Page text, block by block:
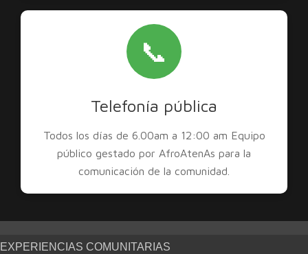
📞
Telefonía pública
Todos los días de 6.00am a 12:00 am Equipo
público gestado por AfroAtenAs para la
comunicación de la comunidad.
EXPERIENCIAS COMUNITARIAS